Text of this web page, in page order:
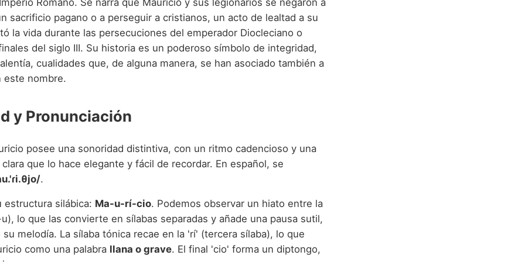
Romano. Se narra que Mauricio y sus legionarios se negaron a
sacrificio pagano o a perseguir a cristianos, un acto de lealtad a su
la vida durante las persecuciones del emperador Diocleciano o
del siglo III. Su historia es un poderoso símbolo de integridad,
cualidades que, de alguna manera, se han asociado también a
este nombre.
y Pronunciación
posee una sonoridad distintiva, con un ritmo cadencioso y una
que lo hace elegante y fácil de recordar. En español, se
.
estructura silábica: Ma-u-rí-cio. Podemos observar un hiato entre la
lo que las convierte en sílabas separadas y añade una pausa sutil,
melodía. La sílaba tónica recae en la 'rí' (tercera sílaba), lo que
como una palabra llana o grave. El final 'cio' forma un diptongo,